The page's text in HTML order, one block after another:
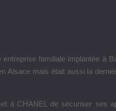
familiale implantée à
Alsace mais était aussi la
à CHANEL de sécuriser ses